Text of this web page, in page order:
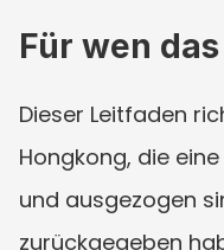
Für wen
Dieser Leitfaden
Hongkong, die
und ausgezogen
zurückgegeben